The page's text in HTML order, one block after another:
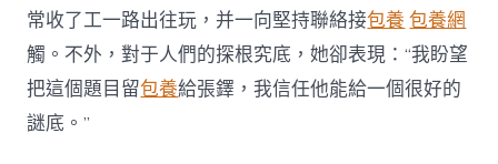
常收了工一路出往玩，并一向堅持聯絡接包養 包養網
觸。不外，對于人們的探根究底，她卻表現：“我盼望
把這個題目留包養給張鐸，我信任他能給一個很好的
謎底。”